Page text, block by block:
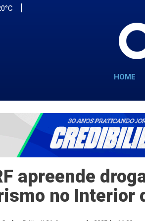
HOME
apreende
no Interior